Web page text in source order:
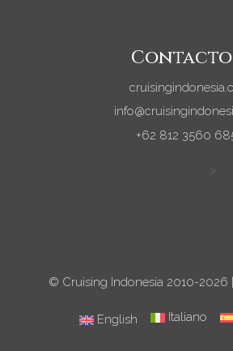
Contacto
+62 812 3560
>
© Cruising Indonesia 2010-2026 |
English Italiano